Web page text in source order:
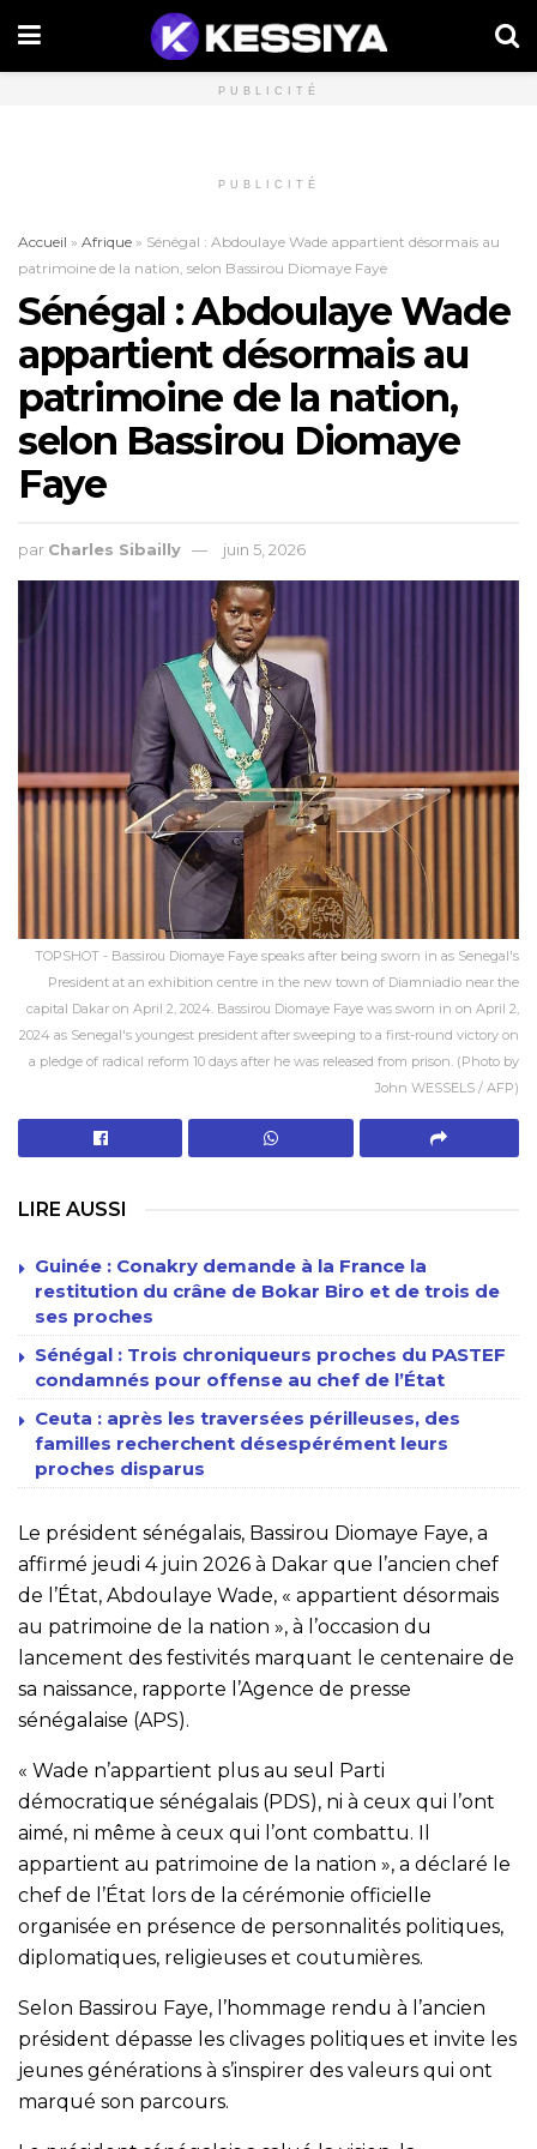
PUBLICITÉ
PUBLICITÉ
Accueil » Afrique » Sénégal : Abdoulaye Wade appartient désormais au
patrimoine de la nation, selon Bassirou Diomaye Faye
Sénégal : Abdoulaye Wade
appartient désormais au
patrimoine de la nation,
selon Bassirou Diomaye
Faye
par Charles Sibailly juin 5, 2026
TOPSHOT - Bassirou Diomaye Faye speaks after being sworn in as Senegal's
President at an exhibition centre in the new town of Diamniadio near the
capital Dakar on April 2, 2024. Bassirou Diomaye Faye was sworn in on April 2,
2024 as Senegal's youngest president after sweeping to a first-round victory on
a pledge of radical reform 10 days after he was released from prison. (Photo by
John WESSELS / AFP)
LIRE AUSSI
Guinée : Conakry demande à la France la
restitution du crâne de Bokar Biro et de trois de
ses proches
Sénégal : Trois chroniqueurs proches du PASTEF
condamnés pour offense au chef de l’État
Ceuta : après les traversées périlleuses, des
familles recherchent désespérément leurs
proches disparus
Le président sénégalais, Bassirou Diomaye Faye, a
affirmé jeudi 4 juin 2026 à Dakar que l’ancien chef
de l’État, Abdoulaye Wade, « appartient désormais
au patrimoine de la nation », à l’occasion du
lancement des festivités marquant le centenaire de
sa naissance, rapporte l’Agence de presse
sénégalaise (APS).
« Wade n’appartient plus au seul Parti
démocratique sénégalais (PDS), ni à ceux qui l’ont
aimé, ni même à ceux qui l’ont combattu. Il
appartient au patrimoine de la nation », a déclaré le
chef de l’État lors de la cérémonie officielle
organisée en présence de personnalités politiques,
diplomatiques, religieuses et coutumières.
Selon Bassirou Faye, l’hommage rendu à l’ancien
président dépasse les clivages politiques et invite les
jeunes générations à s’inspirer des valeurs qui ont
marqué son parcours.